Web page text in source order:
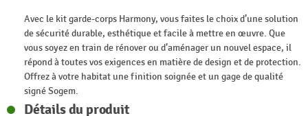
Avec le kit garde-corps Harmony, vous faites le choix d’une solution
de sécurité durable, esthétique et facile à mettre en œuvre. Que
vous soyez en train de rénover ou d’aménager un nouvel espace, il
répond à toutes vos exigences en matière de design et de protection.
Offrez à votre habitat une finition soignée et un gage de qualité
signé Sogem.
Détails du produit